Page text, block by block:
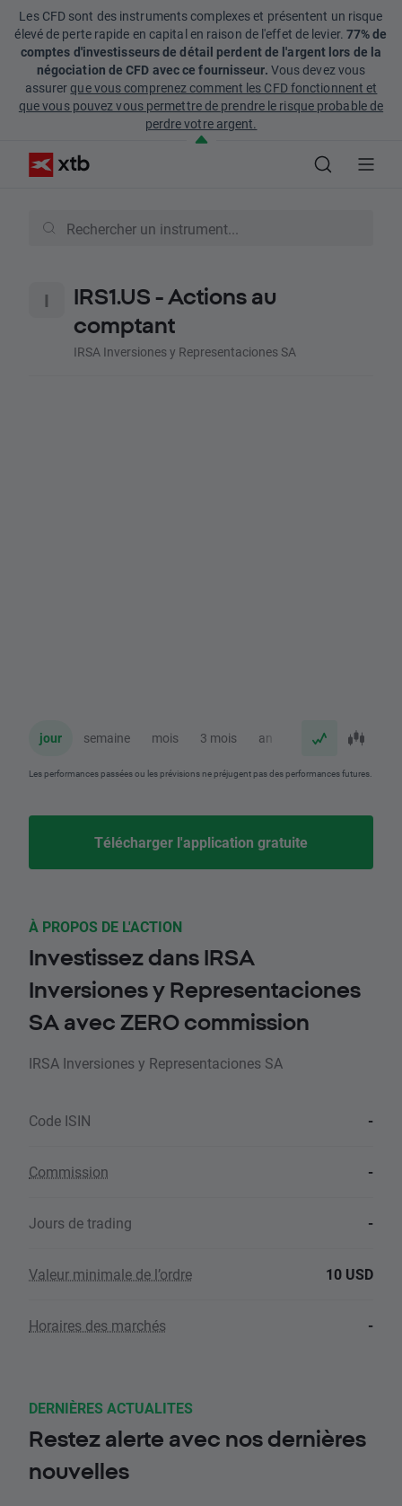
Les CFD sont des instruments complexes et présentent un risque
élevé de perte rapide en capital en raison de l'effet de levier. 77% de
comptes d'investisseurs de détail perdent de l'argent lors de la
négociation de CFD avec ce fournisseur. Vous devez vous
assurerque vous comprenez comment les CFD fonctionnent et
que vous pouvez vous permettre de prendre le risque probable de
perdre votre argent.
IRS1.US - Actions au
comptant
IRSA Inversiones y Representaciones SA
jour semaine mois 3 mois an
Les performances passées ou les prévisions ne préjugent pas des performances futures.
Télécharger l'application gratuite
À PROPOS DE L'ACTION
Investissez dans IRSA
Inversiones y Representaciones
SA avec ZERO commission
IRSA Inversiones y Representaciones SA
Code ISIN -
Commission -
Jours de trading -
Valeur minimale de l’ordre 10 USD
Horaires des marchés -
DERNIÈRES ACTUALITES
Restez alerte avec nos dernières
nouvelles